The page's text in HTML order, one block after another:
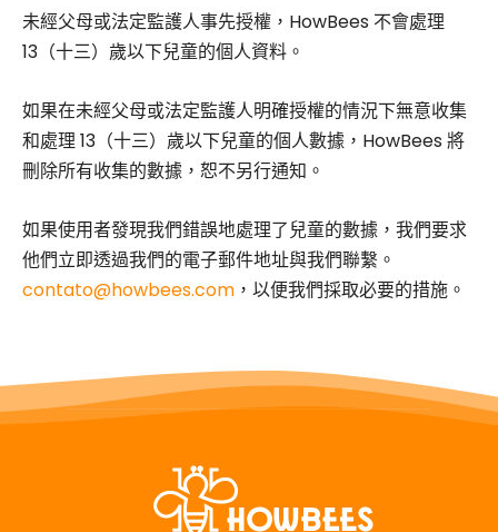
未經父母或法定監護人事先授權，HowBees 不會處理
13（十三）歲以下兒童的個人資料。
如果在未經父母或法定監護人明確授權的情況下無意收集
和處理 13（十三）歲以下兒童的個人數據，HowBees 將
刪除所有收集的數據，恕不另行通知。
如果使用者發現我們錯誤地處理了兒童的數據，我們要求
他們立即透過我們的電子郵件地址與我們聯繫。
contato@howbees.com ，以便我們採取必要的措施。